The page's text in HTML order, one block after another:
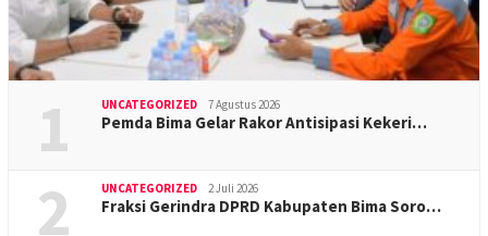
1 UNCATEGORIZED 7 Agustus 2026
Pemda Bima Gelar Rakor Antisipasi Kekeri…
2 UNCATEGORIZED 2 Juli 2026
Fraksi Gerindra DPRD Kabupaten Bima Soro…